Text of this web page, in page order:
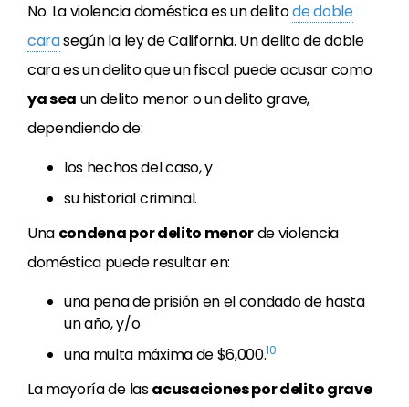
No. La violencia doméstica es un delitode doble
carasegún la ley de California. Un delito de doble
cara es un delito que un fiscal puede acusar como
ya sea un delito menor o un delito grave,
dependiendo de:
los hechos del caso, y
su historial criminal.
Una condena por delito menorde violencia
doméstica puede resultar en:
una pena de prisión en el condado de hasta
un año, y/o
una multa máxima de $6,000.10
La mayoría de lasacusaciones por delito grave